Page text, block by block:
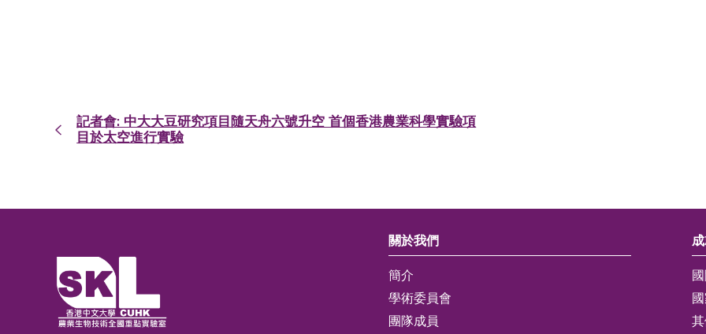
記者會: 中大大豆研究項目隨天舟六號升空 首個香港農業科學實驗項
目於太空進行實驗
關於我們
簡介
學術委員會
團隊成員